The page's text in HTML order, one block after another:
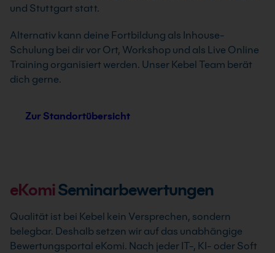
und Stuttgart statt.
Alternativ kann deine Fortbildung als Inhouse-
Schulung bei dir vor Ort, Workshop und als Live Online
Training organisiert werden. Unser Kebel Team berät
dich gerne.
Zur Standortübersicht
eKomiSeminarbewertungen
Qualität ist bei Kebel kein Versprechen, sondern
belegbar. Deshalb setzen wir auf das unabhängige
Bewertungsportal eKomi. Nach jeder IT-, KI- oder Soft